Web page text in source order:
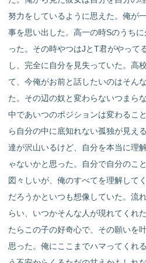
努力をしているように思えた。俺が
事を思い出した。高一の時Sのうち
った。その時やつはJとT君がやって
し、完全に自分を見失っていた。高
て、今俺がお前と話したいのはそん
た。その辺の奴と変わらないつまら
中であいつのポジションは変わるこ
ら自分の中に底知れない孤独が見え
達が沢山いるけど、自分を本当に理
ゃないかと思った。自分で自分のこ
図々しいが、俺のすべてを理解して
だろうかといつも想像していた。流
らい、いつかそんな人が現れてくれ
たらこの子の好奇心で、その願いを
思った。俺にここまでハマってくれ